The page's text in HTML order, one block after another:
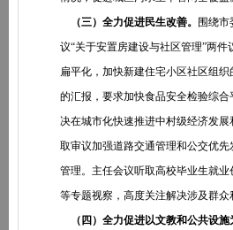
（三）全力促进民生改善。
围绕
议“关于安置房建设与社区管理”两
扁平化，加快新建住宅小区社区组
的汇报，要求加快食品安全检验综
决在城市化快速推进中村级经济发
取审议加强道路交通管理和公交优
管理。主任会议听取高校毕业生就
等专题视察，高度关注解决涉及群众
（四）全力促进以文教和公共设施